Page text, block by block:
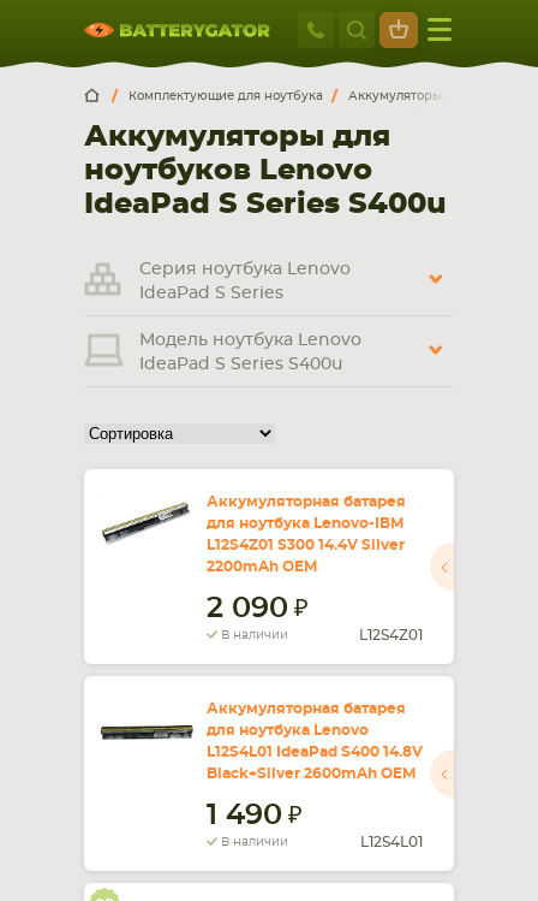
Москва
+7 495 414
Москва Санкт-Петербург
г. Москва, ул. Ткацкая, 5с3 (м. Семеновская)
5 мин. ходьбы от ст.м. “Семеновская”
+7 495 414 28 59
9:00-21:00
смартфона, планшета
Комплектующие для ноутбука Аккумуляторы для ноутбуков
Аккумуляторы для
ноутбуков Lenovo
IdeaPad S Series S400u
Серия ноутбука Lenovo
IdeaPad S Series
Модель ноутбука Lenovo
IdeaPad S Series S400u
Аккумуляторная батарея
для ноутбука Lenovo-IBM
L12S4Z01 S300 14.4V Silver
2200mAh OEM
2 090
В наличии L12S4Z01
Аккумуляторная батарея
для ноутбука Lenovo
L12S4L01 IdeaPad S400 14.8V
Black+Silver 2600mAh OEM
1 490
В наличии L12S4L01